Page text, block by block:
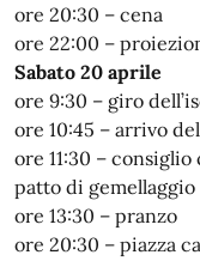
ore 20:30 – cena
ore 22:00 –
Sabato 20 aprile
ore 9:30 – giro
ore 10:45 – arrivo
ore 11:30 –
patto di gemellaggio
ore 13:30 – pranzo
ore 20:30 – piazza